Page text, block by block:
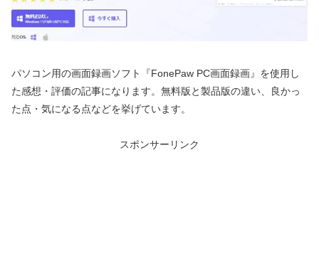
パソコン用の画面録画ソフト『FonePaw PC画面録画』を使用し
た感想・評価の記事になります。無料版と製品版の違い、良かっ
た点・気になる点などを挙げています。
スポンサーリンク